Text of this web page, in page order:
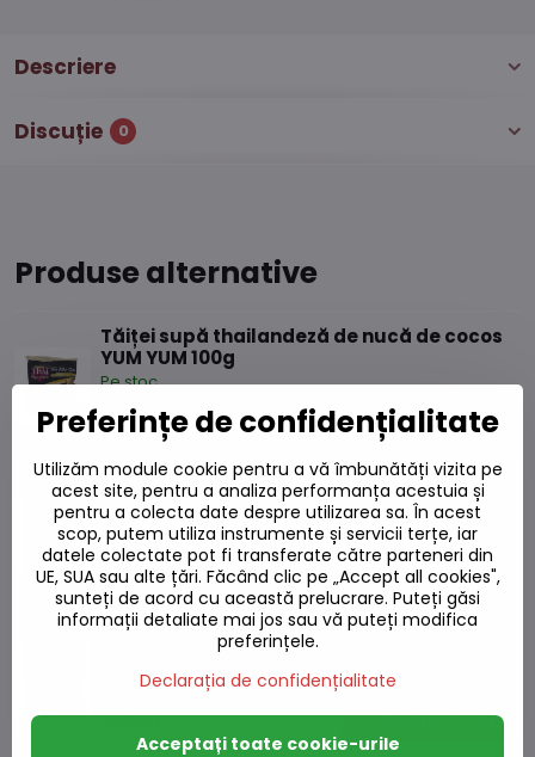
Descriere
Discuție 0
Produse alternative
Tăiței supă thailandeză de nucă de cocos
YUM YUM 100g
Pe stoc
7,11 L Adaugă la Coș
Pastă ușoară pentru curry roșu thailandez
AHG 50g
Pe stoc
10,92 L Adaugă la Coș
Pastă picantă pentru curry verde
thailandez AHG 50g
Pe stoc
10,92 L Adaugă la Coș
Preferințe de confidențialitate
Utilizăm module cookie pentru a vă îmbunătăți vizita pe
acest site, pentru a analiza performanța acestuia și
pentru a colecta date despre utilizarea sa. În acest
scop, putem utiliza instrumente și servicii terțe, iar
datele colectate pot fi transferate către parteneri din
UE, SUA sau alte țări. Făcând clic pe „Accept all cookies",
sunteți de acord cu această prelucrare. Puteți găsi
informații detaliate mai jos sau vă puteți modifica
preferințele.
Declarația de confidențialitate
Acceptați toate cookie-urile